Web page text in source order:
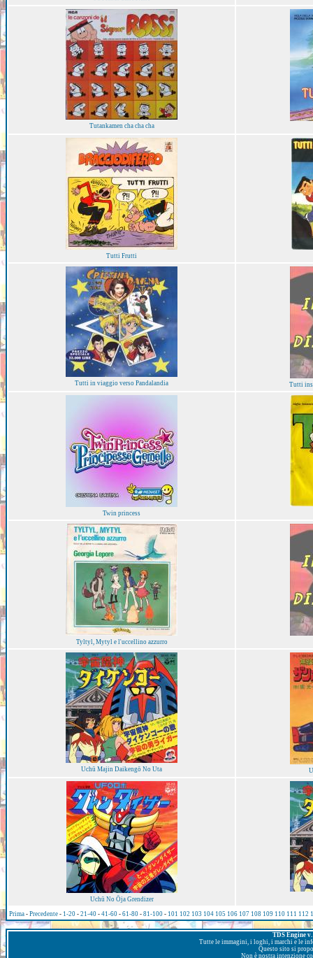
Tutankamen cha cha cha
Tutti Frutti
Tutti in viaggio verso Pandalandia Tutti
Twin princess
Tyltyl, Mytyl e l'uccellino azzurro
Uchū Majin Daikengō No Uta
Uchū No Ōja Grendizer
Prima - Precedente - 1-20 - 21-40 - 41-60 - 61-80 - 81-100 - 101 102 103 104 105 106 107 108 109 110 111 112
TDS Engine
Tutte le immagini, i loghi, i marchi e le
Questo sito si
Non è nostra intenzione